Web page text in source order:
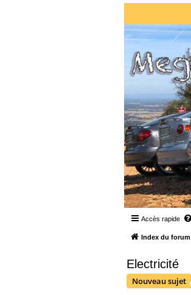
Accès rapide
Index du forum
Electricité
Nouveau sujet